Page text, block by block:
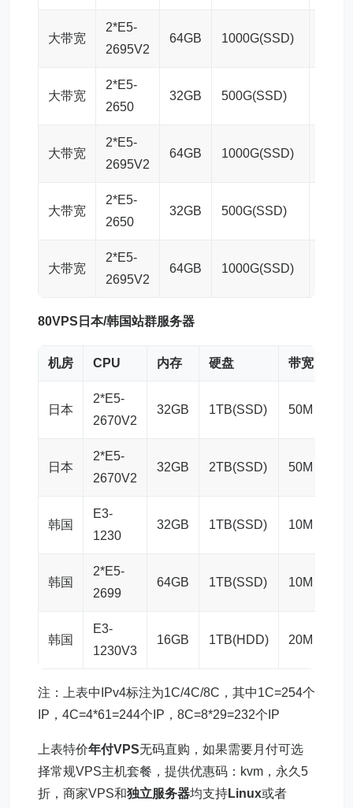
大带宽
2*E5-
2695V2
64GB 1000G(SSD)
大带宽
2*E5-
2650
32GB 500G(SSD)
大带宽
2*E5-
2695V2
64GB 1000G(SSD)
大带宽
2*E5-
2650
32GB 500G(SSD)
大带宽
2*E5-
2695V2
64GB 1000G(SSD)
80VPS日本/韩国站群服务器
机房 CPU 内存 硬盘 带宽
日本
2*E5-
2670V2
32GB 1TB(SSD) 50M
日本
2*E5-
2670V2
32GB 2TB(SSD) 50M
韩国
E3-
1230
32GB 1TB(SSD) 10M
韩国
2*E5-
2699
64GB 1TB(SSD) 10M
韩国
E3-
1230V3
16GB 1TB(HDD) 20M
注：上表中IPv4标注为1C/4C/8C，其中1C=254个
IP，4C=4*61=244个IP，8C=8*29=232个IP
上表特价年付VPS无码直购，如果需要月付可选
择常规VPS主机套餐，提供优惠码：kvm，永久5
折，商家VPS和独立服务器均支持Linux或者